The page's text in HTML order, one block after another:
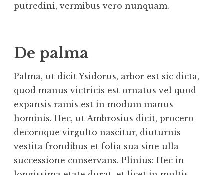
putredini, vermibus vero nunquam.
De palma
Palma, ut dicit Ysidorus, arbor est sic dicta,
quod manus victricis est ornatus vel quod
expansis ramis est in modum manus
hominis. Hec, ut Ambrosius dicit, procero
decoroque virgulto nascitur, diuturnis
vestita frondibus et folia sua sine ulla
successione conservans. Plinius: Hec in